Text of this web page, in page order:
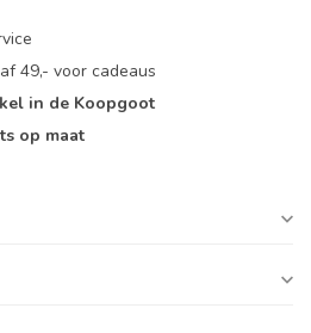
49,- voor cadeaus
in de Koopgoot
op maat